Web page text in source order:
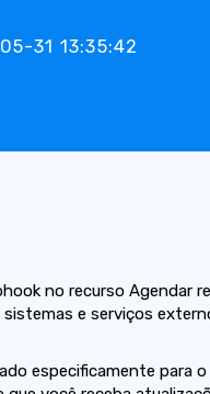
31 13:35:42
no recurso Agendar
e serviços
especificamente para o